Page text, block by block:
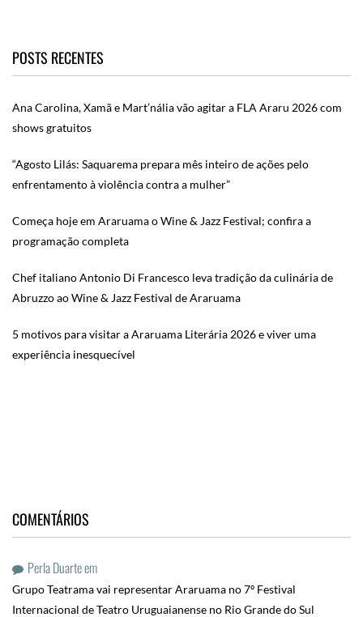
POSTS RECENTES
Ana Carolina, Xamã e Mart’nália vão agitar a FLA Araru 2026 com
shows gratuitos
“Agosto Lilás: Saquarema prepara mês inteiro de ações pelo
enfrentamento à violência contra a mulher”
Começa hoje em Araruama o Wine & Jazz Festival; confira a
programação completa
Chef italiano Antonio Di Francesco leva tradição da culinária de
Abruzzo ao Wine & Jazz Festival de Araruama
5 motivos para visitar a Araruama Literária 2026 e viver uma
experiência inesquecível
COMENTÁRIOS
Perla Duarteem
Grupo Teatrama vai representar Araruama no 7º Festival
Internacional de Teatro Uruguaianense no Rio Grande do Sul